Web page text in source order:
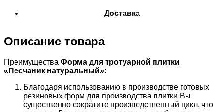
Доставка
Описание товара
Преимущества Форма для тротуарной плитки
« Песчаник натуральный»:
Благодаря использованию в производстве готовых
резиновых форм для производства плитки Вы
существенно сократите производственный цикл, что